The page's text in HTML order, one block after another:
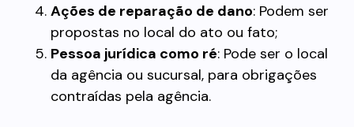
Ações de reparação de dano: Podem ser
propostas no local do ato ou fato;
Pessoa jurídica como ré: Pode ser o local
da agência ou sucursal, para obrigações
contraídas pela agência.